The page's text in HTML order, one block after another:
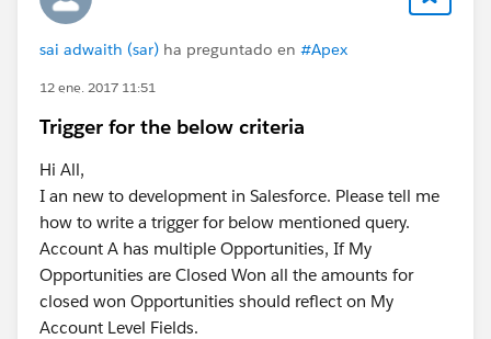
sai adwaith (sar) ha preguntado en #Apex
12 ene. 2017 11:51
Trigger for the below criteria
Hi All,
I an new to development in Salesforce. Please tell me
how to write a trigger for below mentioned query.
Account A has multiple Opportunities, If My
Opportunities are Closed Won all the amounts for
closed won Opportunities should reflect on My
Account Level Fields.